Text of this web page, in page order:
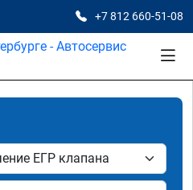
+7 812 660-51-08